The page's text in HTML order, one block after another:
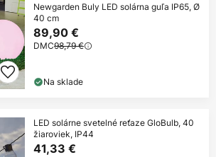
Newgarden Buly LED solárna guľa IP65, Ø
40 cm
89,90 €
DMC98,79 €
Na sklade
LED solárne svetelné reťaze GloBulb, 40
žiaroviek, IP44
41,33 €